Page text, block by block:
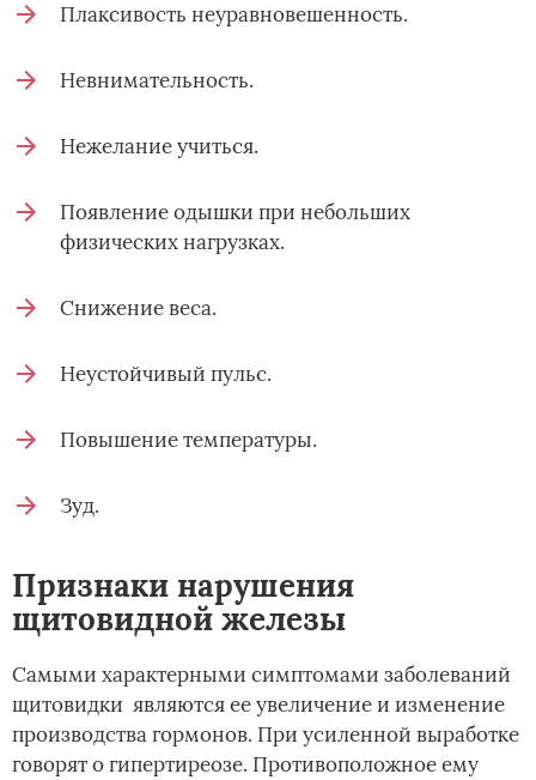
Плаксивость неуравновешенность.
Невнимательность.
Нежелание учиться.
Появление одышки при небольших
физических нагрузках.
Снижение веса.
Неустойчивый пульс.
Повышение температуры.
Зуд.
Признаки нарушения
щитовидной железы
Самыми характерными симптомами заболеваний
щитовидки являются ее увеличение и изменение
производства гормонов. При усиленной выработке
говорят о гипертиреозе. Противоположное ему